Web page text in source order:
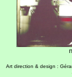
Art direction & design :